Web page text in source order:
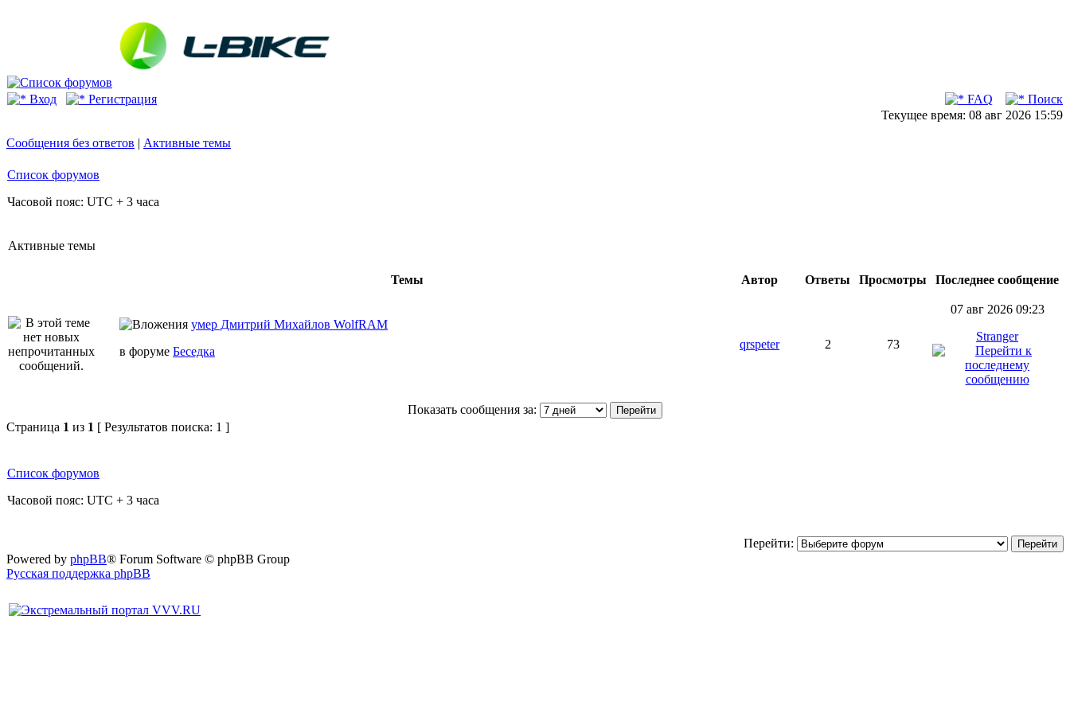
Вход Регистрация FAQ
Поиск
Текущее время: 08 авг 2026 15:59
Сообщения без ответов | Активные темы
Список форумов
Часовой пояс: UTC + 3 часа
Активные темы
Темы Автор Ответы Просмотры Последнее сообщение
умер Дмитрий Михайлов WolfRAM
в форуме Беседка
qrspeter 2 73
07 авг 2026 09:23
Stranger
Показать сообщения за:
Страница 1 из 1 [ Результатов поиска: 1 ]
Список форумов
Часовой пояс: UTC + 3 часа
Перейти:
Powered by phpBB® Forum Software © phpBB Group
Русская поддержка phpBB